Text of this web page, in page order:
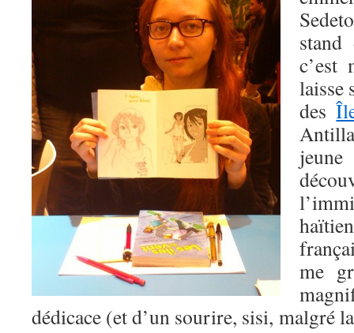
stand
c’est
laisse
des
me
dédicace (et d’un sourire, sisi, malgré